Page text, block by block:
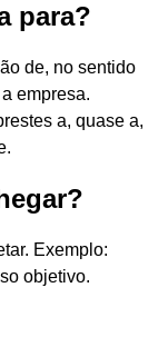
para?
de, no sentido
empresa.
a, quase a,
Exemplo:
objetivo.